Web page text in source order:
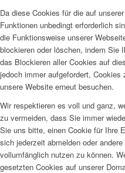
Da diese Cookies für die auf
Funktionen unbedingt erforderlich
die Funktionsweise unserer
blockieren oder löschen, indem Sie
das Blockieren aller Cookies auf
jedoch immer aufgefordert,
unsere Website erneut besuchen.
Wir respektieren es voll und ganz,
zu vermeiden, dass Sie immer
Sie uns bitte, einen Cookie für Ihre
sich jederzeit abmelden oder
vollumfänglich nutzen zu können.
gesetzten Cookies auf unserer